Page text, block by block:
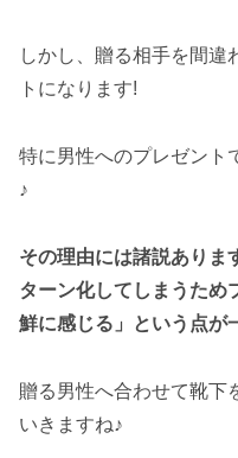
しかし、贈る相手を間違
トになります!
特に男性へのプレゼント
♪
その理由には諸説ありま
ターン化してしまうため
鮮に感じる」という点が
贈る男性へ合わせて靴下
いきますね♪